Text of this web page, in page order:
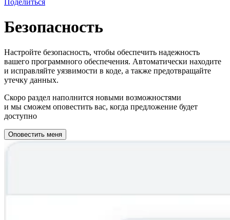
Безопасность
Настройте безопасность, чтобы обеспечить надежность
вашего программного обеспечения. Автоматически находите
и исправляйте уязвимости в коде, а также предотвращайте
утечку данных.
Скоро раздел наполнится новыми возможностями
и мы сможем оповестить вас, когда предложение будет
доступно
Оповестить меня